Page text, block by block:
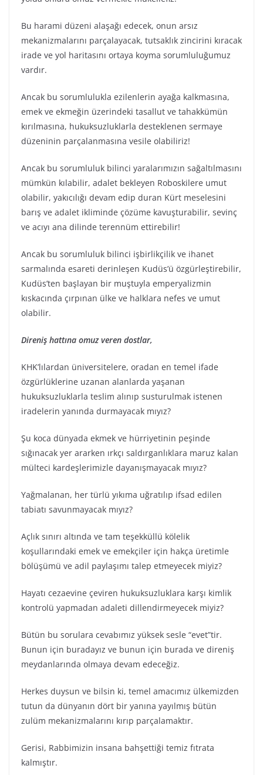
Bu harami düzeni alaşağı edecek, onun arsız
mekanizmalarını parçalayacak, tutsaklık zincirini kıracak
irade ve yol haritasını ortaya koyma sorumluluğumuz
vardır.
Ancak bu sorumlulukla ezilenlerin ayağa kalkmasına,
emek ve ekmeğin üzerindeki tasallut ve tahakkümün
kırılmasına, hukuksuzluklarla desteklenen sermaye
düzeninin parçalanmasına vesile olabiliriz!
Ancak bu sorumluluk bilinci yaralarımızın sağaltılmasını
mümkün kılabilir, adalet bekleyen Roboskilere umut
olabilir, yakıcılığı devam edip duran Kürt meselesini
barış ve adalet ikliminde çözüme kavuşturabilir, sevinç
ve acıyı ana dilinde terennüm ettirebilir!
Ancak bu sorumluluk bilinci işbirlikçilik ve ihanet
sarmalında esareti derinleşen Kudüs’ü özgürleştirebilir,
Kudüs’ten başlayan bir muştuyla emperyalizmin
kıskacında çırpınan ülke ve halklara nefes ve umut
olabilir.
Direniş hattına omuz veren dostlar,
KHK’lılardan üniversitelere, oradan en temel ifade
özgürlüklerine uzanan alanlarda yaşanan
hukuksuzluklarla teslim alınıp susturulmak istenen
iradelerin yanında durmayacak mıyız?
Şu koca dünyada ekmek ve hürriyetinin peşinde
sığınacak yer ararken ırkçı saldırganlıklara maruz kalan
mülteci kardeşlerimizle dayanışmayacak mıyız?
Yağmalanan, her türlü yıkıma uğratılıp ifsad edilen
tabiatı savunmayacak mıyız?
Açlık sınırı altında ve tam teşekküllü kölelik
koşullarındaki emek ve emekçiler için hakça üretimle
bölüşümü ve adil paylaşımı talep etmeyecek miyiz?
Hayatı cezaevine çeviren hukuksuzluklara karşı kimlik
kontrolü yapmadan adaleti dillendirmeyecek miyiz?
Bütün bu sorulara cevabımız yüksek sesle “evet”tir.
Bunun için buradayız ve bunun için burada ve direniş
meydanlarında olmaya devam edeceğiz.
Herkes duysun ve bilsin ki, temel amacımız ülkemizden
tutun da dünyanın dört bir yanına yayılmış bütün
zulüm mekanizmalarını kırıp parçalamaktır.
Gerisi, Rabbimizin insana bahşettiği temiz fıtrata
kalmıştır.